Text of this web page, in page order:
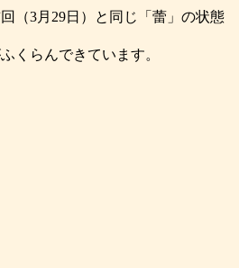
（3月29日）と同じ「蕾」の状態
くらんできています。